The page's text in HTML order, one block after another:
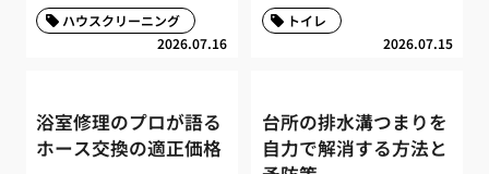
2026.07.16
ハウスクリーニング
2026.07.15
トイレ
浴室修理のプロが語る
ホース交換の適正価格
台所の排水溝つまりを
自力で解消する方法と